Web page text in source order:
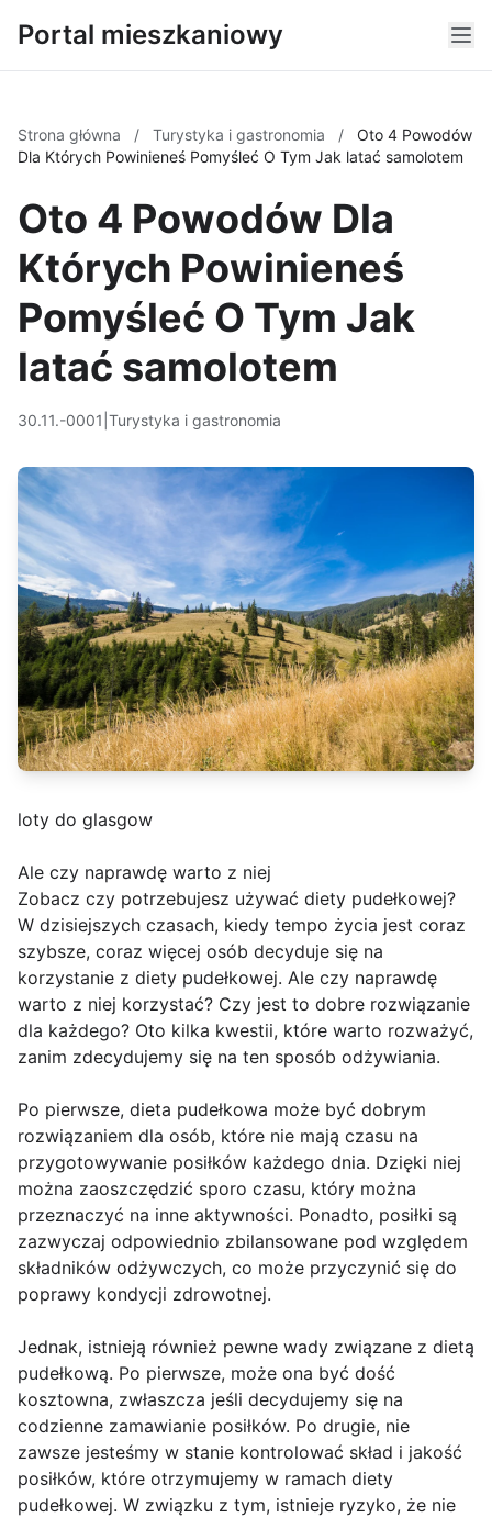
Portal mieszkaniowy
Strona główna / Turystyka i gastronomia /
Oto 4 Powodów
Dla Których Powinieneś Pomyśleć O Tym Jak latać samolotem
Oto 4 Powodów Dla
Których Powinieneś
Pomyśleć O Tym Jak
latać samolotem
30.11.-0001 Turystyka i gastronomia
loty do glasgow
Ale czy naprawdę warto z niej
Zobacz czy potrzebujesz używać diety pudełkowej?
W dzisiejszych czasach, kiedy tempo życia jest coraz
szybsze, coraz więcej osób decyduje się na
korzystanie z diety pudełkowej. Ale czy naprawdę
warto z niej korzystać? Czy jest to dobre rozwiązanie
dla każdego? Oto kilka kwestii, które warto rozważyć,
zanim zdecydujemy się na ten sposób odżywiania.
Po pierwsze, dieta pudełkowa może być dobrym
rozwiązaniem dla osób, które nie mają czasu na
przygotowywanie posiłków każdego dnia. Dzięki niej
można zaoszczędzić sporo czasu, który można
przeznaczyć na inne aktywności. Ponadto, posiłki są
zazwyczaj odpowiednio zbilansowane pod względem
składników odżywczych, co może przyczynić się do
poprawy kondycji zdrowotnej.
Jednak, istnieją również pewne wady związane z dietą
pudełkową. Po pierwsze, może ona być dość
kosztowna, zwłaszcza jeśli decydujemy się na
codzienne zamawianie posiłków. Po drugie, nie
zawsze jesteśmy w stanie kontrolować skład i jakość
posiłków, które otrzymujemy w ramach diety
pudełkowej. W związku z tym, istnieje ryzyko, że nie